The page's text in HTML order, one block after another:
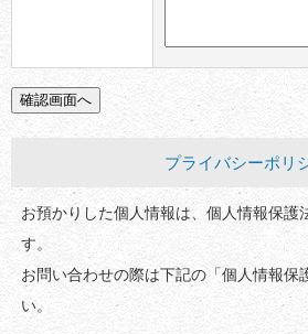
プライバシーポリ
お預かりした個人情報は、個人情報保護
す。
お問い合わせの際は下記の「個人情報保
い。